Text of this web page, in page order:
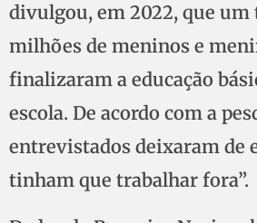
divulgou, em 2022, que um
milhões de meninos e
finalizaram a educação
escola. De acordo com a
entrevistados deixaram de
tinham que trabalhar fora”.